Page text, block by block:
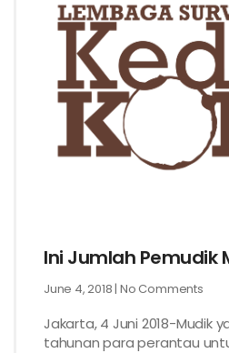
Ini Jumlah Pemudik
June 4, 2018 No Comments
Jakarta, 4 Juni 2018-Mudik
tahunan para perantau